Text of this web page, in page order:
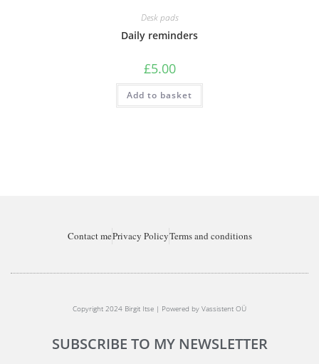
Desk pads
Daily reminders
£5.00
Add to basket
Contact mePrivacy PolicyTerms and conditions
Copyright 2024 Birgit Itse | Powered by Vassistent OÜ
SUBSCRIBE TO MY NEWSLETTER